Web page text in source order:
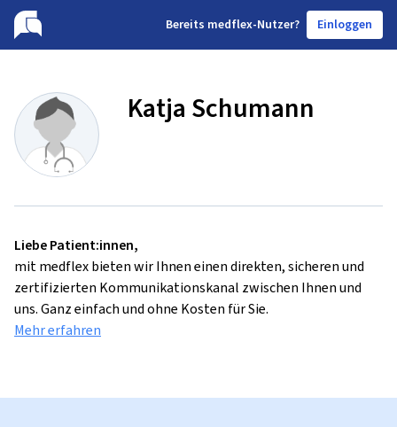
Bereits medflex-Nutzer? Einloggen
Katja Schumann
Liebe Patient:innen,
mit medflex bieten wir Ihnen einen direkten, sicheren und
zertifizierten Kommunikationskanal zwischen Ihnen und
uns. Ganz einfach und ohne Kosten für Sie.
Mehr erfahren